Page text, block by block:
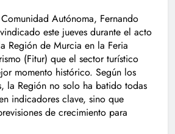
Autónoma, Fernando
este jueves durante el acto
Región de Murcia en la Feria
(Fitur) que el sector turístico
momento histórico. Según los
la Región no solo ha batido todas
indicadores clave, sino que
de crecimiento para